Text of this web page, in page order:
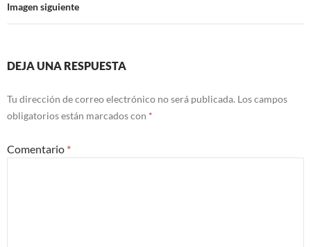
Imagen siguiente
DEJA UNA RESPUESTA
Tu dirección de correo electrónico no será publicada. Los campos
obligatorios están marcados con *
Comentario *